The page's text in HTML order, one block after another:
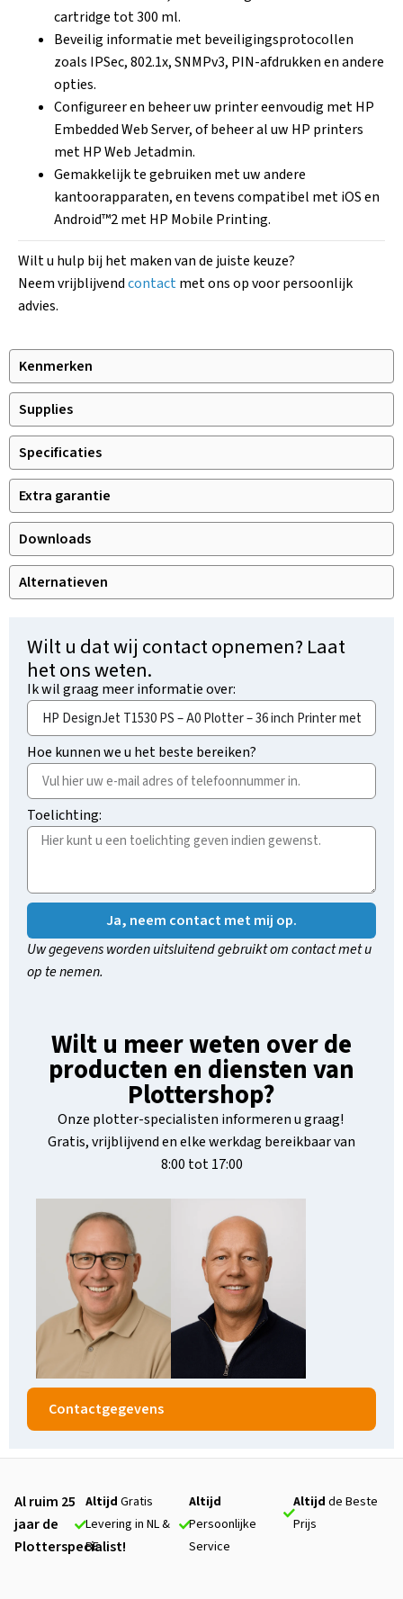
Kenmerken
Supplies
Specificaties
Extra garantie
Downloads
Alternatieven
cartridge tot 300 ml.
Beveilig informatie met beveiligingsprotocollen
zoals IPSec, 802.1x, SNMPv3, PIN-afdrukken en andere
opties.
Configureer en beheer uw printer eenvoudig met HP
Embedded Web Server, of beheer al uw HP printers
met HP Web Jetadmin.
Gemakkelijk te gebruiken met uw andere
kantoorapparaten, en tevens compatibel met iOS en
Android™2 met HP Mobile Printing.
Wilt u hulp bij het maken van de juiste keuze?
Neem vrijblijvendcontactmet ons op voor persoonlijk
advies.
Wilt u meer weten over de
producten en diensten van
Plottershop?
Onze plotter-specialisten informeren u graag!
Gratis, vrijblijvend en elke werkdag bereikbaar van
8:00 tot 17:00
Contactgegevens
Wilt u dat wij contact opnemen? Laat
het ons weten.
Ik wil graag meer informatie over:
Hoe kunnen we u het beste bereiken?
Toelichting:
Ja, neem contact met mij op.
Uw gegevens worden uitsluitend gebruikt om contact met u
op te nemen.
Al ruim 25
jaar de
Plotterspecialist!
Altijd Gratis
Levering in NL &
BE
Altijd
Persoonlijke
Service
Altijdde Beste
Prijs